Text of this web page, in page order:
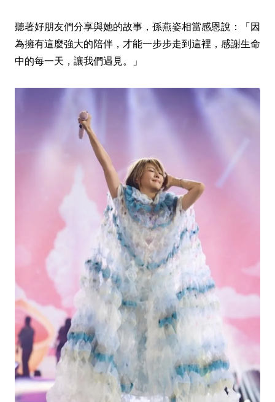
聽著好朋友們分享與她的故事，孫燕姿相當感恩說：「因
為擁有這麼強大的陪伴，才能一步步走到這裡，感謝生命
中的每一天，讓我們遇見。」